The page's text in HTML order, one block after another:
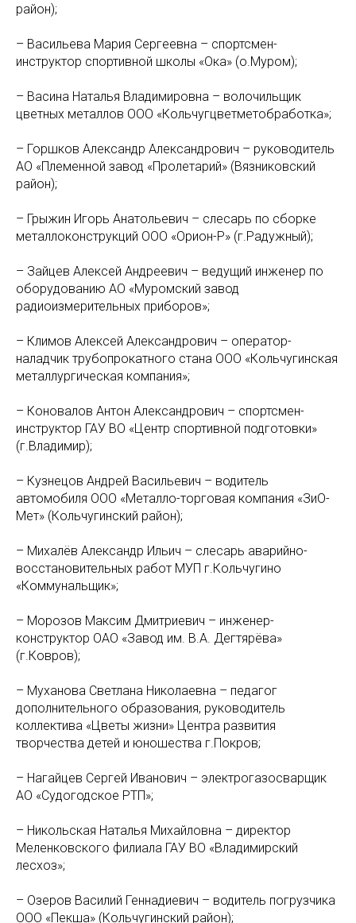
район);
– Васильева Мария Сергеевна – спортсмен-
инструктор спортивной школы «Ока» (о.Муром);
– Васина Наталья Владимировна – волочильщик
цветных металлов ООО «Кольчугцветметобработка»;
– Горшков Александр Александрович – руководитель
АО «Племенной завод «Пролетарий» (Вязниковский
район);
– Грыжин Игорь Анатольевич – слесарь по сборке
металлоконструкций ООО «Орион-Р» (г.Радужный);
– Зайцев Алексей Андреевич – ведущий инженер по
оборудованию АО «Муромский завод
радиоизмерительных приборов»;
– Климов Алексей Александрович – оператор-
наладчик трубопрокатного стана ООО «Кольчугинская
металлургическая компания»;
– Коновалов Антон Александрович – спортсмен-
инструктор ГАУ ВО «Центр спортивной подготовки»
(г.Владимир);
– Кузнецов Андрей Васильевич – водитель
автомобиля ООО «Металло-торговая компания «ЗиО-
Мет» (Кольчугинский район);
– Михалёв Александр Ильич – слесарь аварийно-
восстановительных работ МУП г.Кольчугино
«Коммунальщик»;
– Морозов Максим Дмитриевич – инженер-
конструктор ОАО «Завод им. В.А. Дегтярёва»
(г.Ковров);
– Муханова Светлана Николаевна – педагог
дополнительного образования, руководитель
коллектива «Цветы жизни» Центра развития
творчества детей и юношества г.Покров;
– Нагайцев Сергей Иванович – электрогазосварщик
АО «Судогодское РТП»;
– Никольская Наталья Михайловна – директор
Меленковского филиала ГАУ ВО «Владимирский
лесхоз»;
– Озеров Василий Геннадиевич – водитель погрузчика
ООО «Пекша» (Кольчугинский район);